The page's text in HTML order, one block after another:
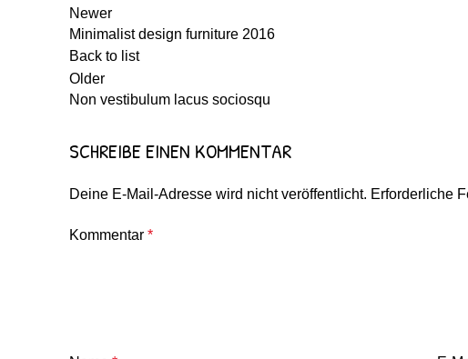
Newer
Minimalist design furniture 2016
Back to list
Older
Non vestibulum lacus sociosqu
SCHREIBE EINEN KOMMENTAR
Deine E-Mail-Adresse wird nicht veröffentlicht. Erforderliche
Kommentar *